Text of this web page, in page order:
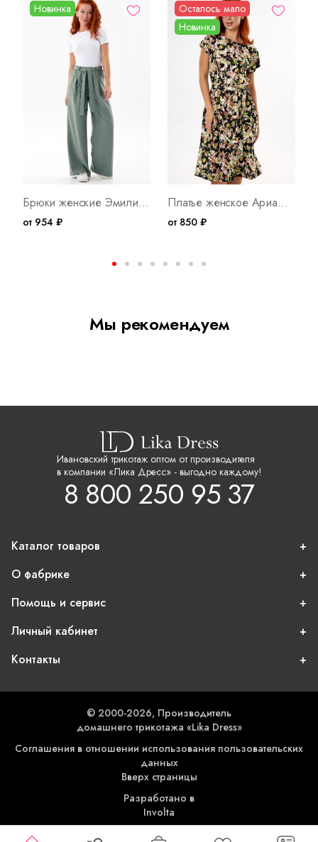
Новинка
Брюки женские Эмили П Арт. 10720
от 954 ₽
Осталось мало
Новинка
Платье женское Ариадна Ч Арт. 10423
от 850 ₽
Мы рекомендуем
Ивановский трикотаж оптом от производителя
в компании «Лика Дресс» - выгодно каждому!
8 800 250 95 37
Каталог товаров
О фабрике
Помощь и сервис
Личный кабинет
Контакты
© 2000-2026, Производитель
домашнего трикотажа «Lika Dress»
Соглашения в отношении использования пользовательских
данных
Вверх страницы
Разработано в
Involta